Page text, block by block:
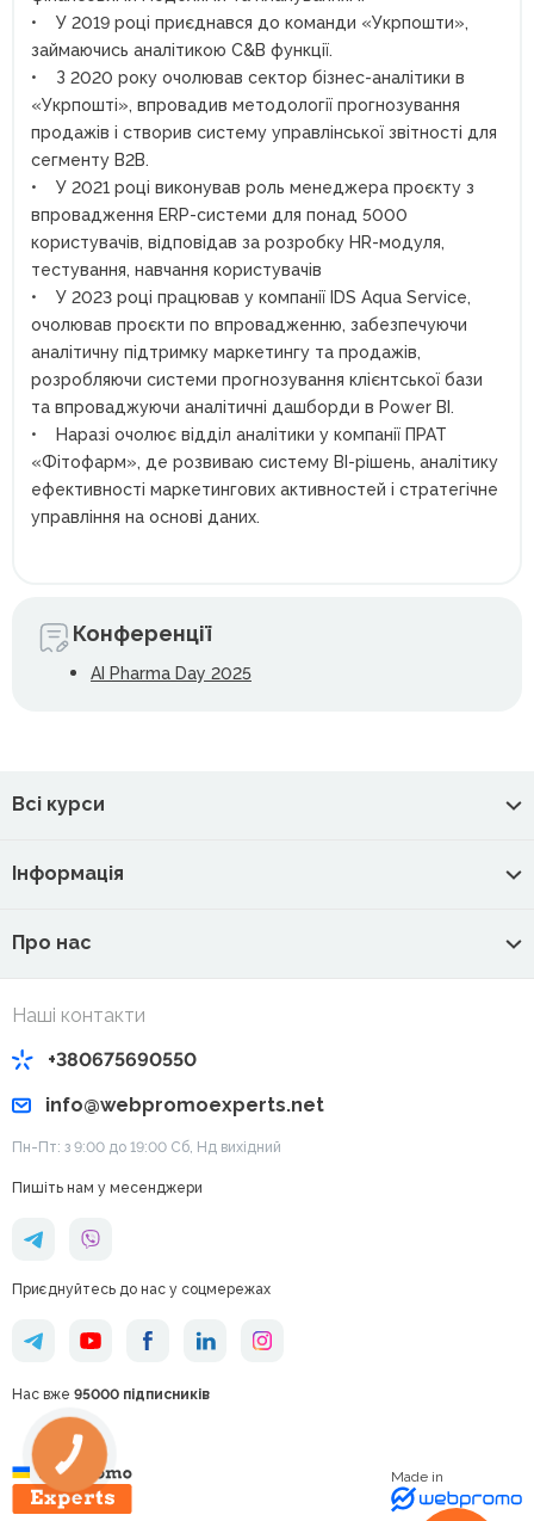
• У 2019 році приєднався до команди «Укрпошти»,
займаючись аналітикою C&B функції.
• З 2020 року очолював сектор бізнес-аналітики в
«Укрпошті», впровадив методології прогнозування
продажів і створив систему управлінської звітності для
сегменту B2B.
• У 2021 році виконував роль менеджера проєкту з
впровадження ERP-системи для понад 5000
користувачів, відповідав за розробку HR-модуля,
тестування, навчання користувачів
• У 2023 році працював у компанії IDS Aqua Service,
очолював проєкти по впровадженню, забезпечуючи
аналітичну підтримку маркетингу та продажів,
розробляючи системи прогнозування клієнтської бази
та впроваджуючи аналітичні дашборди в Power BI.
• Наразі очолює відділ аналітики у компанії ПРАТ
«Фітофарм», де розвиваю систему BI-рішень, аналітику
ефективності маркетингових активностей і стратегічне
управління на основі даних.
Конференції
AI Pharma Day 2025
Всі курси
Інформація
Про нас
Наші контакти
+380675690550
info@webpromoexperts.net
Пн-Пт: з 9:00 до 19:00 Cб, Нд вихідний
Пишіть нам у месенджери
Приєднуйтесь до нас у соцмережах
Нас вже 95000 підписників
Made in
КНОПКА
ЗВ'ЯЗКУ